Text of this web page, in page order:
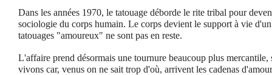
Dans les années 1970, le tatouage déborde le rite tribal pour
sociologie du corps humain. Le corps devient le support à vie
tatouages "amoureux" ne sont pas en reste.
L'affaire prend désormais une tournure beaucoup plus mercantile,
vivons car, venus on ne sait trop d'où, arrivent les cadenas